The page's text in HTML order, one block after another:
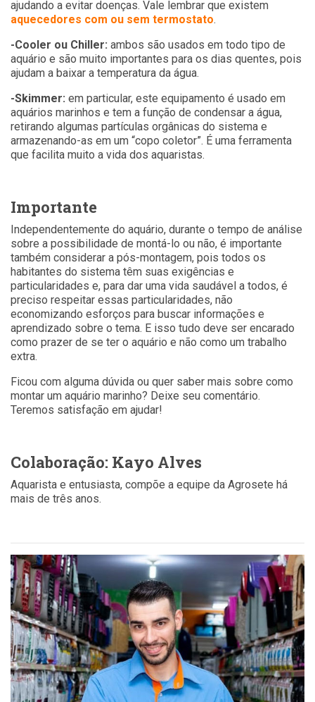
ajudando a evitar doenças. Vale lembrar que existem
aquecedores com ou sem termostato.
-Cooler ou Chiller: ambos são usados em todo tipo de
aquário e são muito importantes para os dias quentes, pois
ajudam a baixar a temperatura da água.
-Skimmer: em particular, este equipamento é usado em
aquários marinhos e tem a função de condensar a água,
retirando algumas partículas orgânicas do sistema e
armazenando-as em um “copo coletor”. É uma ferramenta
que facilita muito a vida dos aquaristas.
Importante
Independentemente do aquário, durante o tempo de análise
sobre a possibilidade de montá-lo ou não, é importante
também considerar a pós-montagem, pois todos os
habitantes do sistema têm suas exigências e
particularidades e, para dar uma vida saudável a todos, é
preciso respeitar essas particularidades, não
economizando esforços para buscar informações e
aprendizado sobre o tema. E isso tudo deve ser encarado
como prazer de se ter o aquário e não como um trabalho
extra.
Ficou com alguma dúvida ou quer saber mais sobre como
montar um aquário marinho? Deixe seu comentário.
Teremos satisfação em ajudar!
Colaboração: Kayo Alves
Aquarista e entusiasta, compõe a equipe da Agrosete há
mais de três anos.